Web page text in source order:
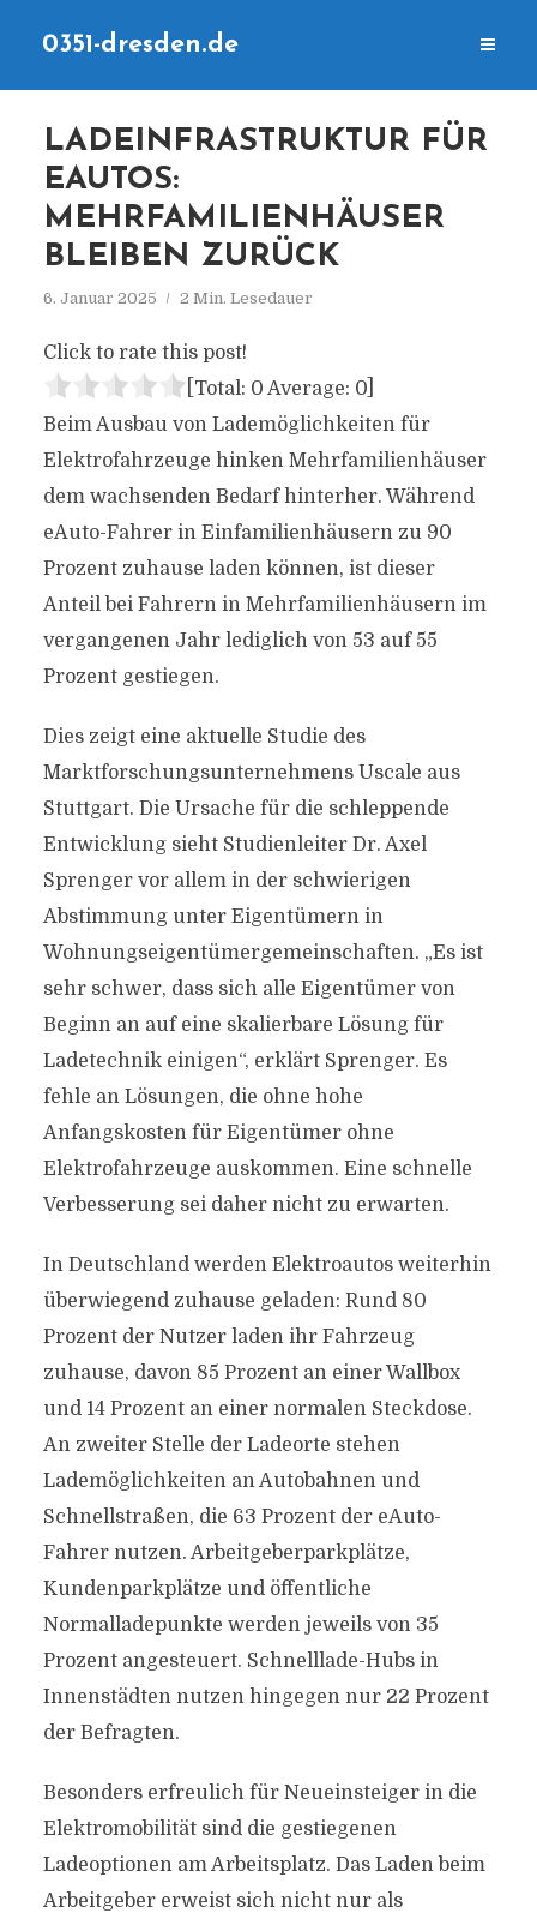
0351-dresden.de
LADEINFRASTRUKTUR FÜR
EAUTOS:
MEHRFAMILIENHÄUSER
BLEIBEN ZURÜCK
6. Januar 2025 2 Min. Lesedauer
Click to rate this post!
[Total: 0 Average: 0]
Beim Ausbau von Lademöglichkeiten für
Elektrofahrzeuge hinken Mehrfamilienhäuser
dem wachsenden Bedarf hinterher. Während
eAuto-Fahrer in Einfamilienhäusern zu 90
Prozent zuhause laden können, ist dieser
Anteil bei Fahrern in Mehrfamilienhäusern im
vergangenen Jahr lediglich von 53 auf 55
Prozent gestiegen.
Dies zeigt eine aktuelle Studie des
Marktforschungsunternehmens Uscale aus
Stuttgart. Die Ursache für die schleppende
Entwicklung sieht Studienleiter Dr. Axel
Sprenger vor allem in der schwierigen
Abstimmung unter Eigentümern in
Wohnungseigentümergemeinschaften. „Es ist
sehr schwer, dass sich alle Eigentümer von
Beginn an auf eine skalierbare Lösung für
Ladetechnik einigen“, erklärt Sprenger. Es
fehle an Lösungen, die ohne hohe
Anfangskosten für Eigentümer ohne
Elektrofahrzeuge auskommen. Eine schnelle
Verbesserung sei daher nicht zu erwarten.
In Deutschland werden Elektroautos weiterhin
überwiegend zuhause geladen: Rund 80
Prozent der Nutzer laden ihr Fahrzeug
zuhause, davon 85 Prozent an einer Wallbox
und 14 Prozent an einer normalen Steckdose.
An zweiter Stelle der Ladeorte stehen
Lademöglichkeiten an Autobahnen und
Schnellstraßen, die 63 Prozent der eAuto-
Fahrer nutzen. Arbeitgeberparkplätze,
Kundenparkplätze und öffentliche
Normalladepunkte werden jeweils von 35
Prozent angesteuert. Schnelllade-Hubs in
Innenstädten nutzen hingegen nur 22 Prozent
der Befragten.
Besonders erfreulich für Neueinsteiger in die
Elektromobilität sind die gestiegenen
Ladeoptionen am Arbeitsplatz. Das Laden beim
Arbeitgeber erweist sich nicht nur als